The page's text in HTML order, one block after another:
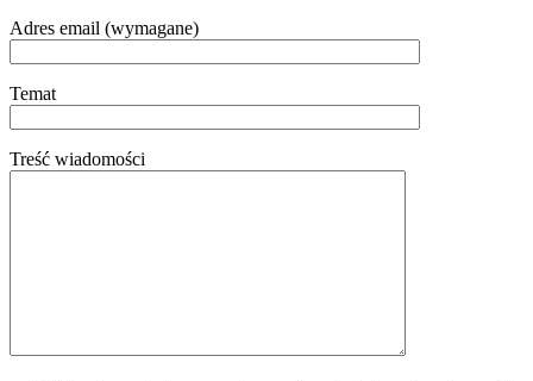
Adres email (wymagane)
Temat
Treść wiadomości